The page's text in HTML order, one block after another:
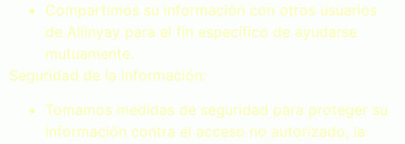
Compartimos su información con otros usuarios
de Allinyay para el fin específico de ayudarse
mutuamente.
Seguridad de la información:
Tomamos medidas de seguridad para proteger su
información contra el acceso no autorizado, la